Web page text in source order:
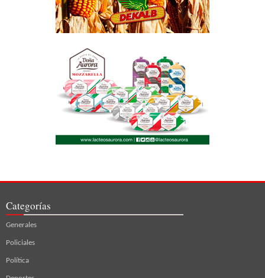
Categorías
Generales
Policiales
Política